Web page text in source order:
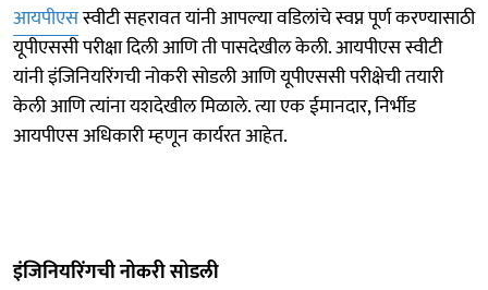
आयपीएसस्वीटी सहरावत यांनी आपल्या वडिलांचे स्वप्न पूर्ण करण्यासाठी
यूपीएससी परीक्षा दिली आणि ती पासदेखील केली. आयपीएस स्वीटी
यांनी इंजिनियरिंगची नोकरी सोडली आणि यूपीएससी परीक्षेची तयारी
केली आणि त्यांना यशदेखील मिळाले. त्या एक ईमानदार, निर्भीड
आयपीएस अधिकारी म्हणून कार्यरत आहेत.
इंजिनियरिंगची नोकरी सोडली